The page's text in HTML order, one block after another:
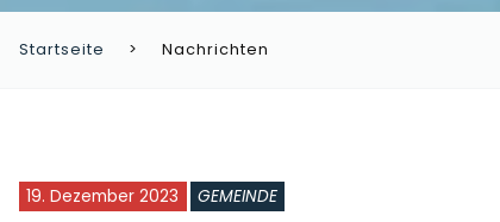
Startseite Nachrichten
19. Dezember 2023 GEMEINDE